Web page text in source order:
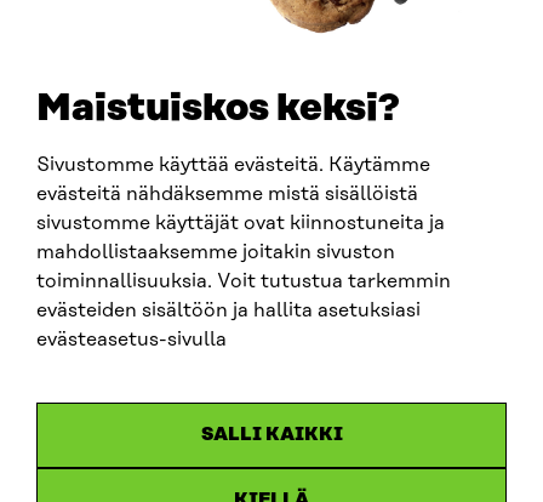
Maistuiskos keksi?
Sivustomme käyttää evästeitä. Käytämme
evästeitä nähdäksemme mistä sisällöistä
sivustomme käyttäjät ovat kiinnostuneita ja
mahdollistaaksemme joitakin sivuston
toiminnallisuuksia. Voit tutustua tarkemmin
evästeiden sisältöön ja hallita asetuksiasi
evästeasetus-sivulla
SALLI KAIKKI
firstname.lastname@sitra.fi
SITRA ON SOCIAL MEDIA
LinkedIn
Instagram